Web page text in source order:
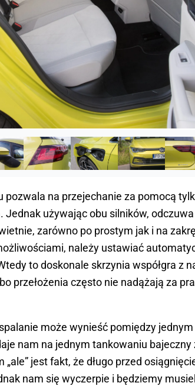
pozwala na przejechanie za pomocą
Jednak używając obu silników,
zarówno po prostym jak i na
należy ustawiać
to doskonale skrzynia współgra z
przełożenia często nie nadążają za
może wynieść pomiędzy
nam na jednym tankowaniu bajeczny
jest fakt, że długo przed
nam się wyczerpie i będziemy